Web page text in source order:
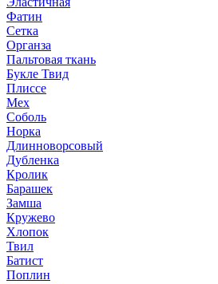
Фатин
Сетка
Органза
Пальтовая ткань
Букле Твид
Плиссе
Мех
Соболь
Норка
Длинноворсовый
Дубленка
Кролик
Барашек
Замша
Кружево
Хлопок
Твил
Батист
Поплин